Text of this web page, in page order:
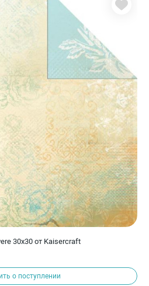
30х30 от Kaisercraft
о поступлении